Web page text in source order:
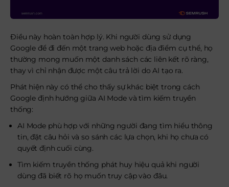
Điều này hoàn toàn hợp lý. Khi người dùng sử dụng
Google để đi đến một trang web hoặc địa điểm cụ thể, họ
thường mong muốn một danh sách các liên kết rõ ràng,
thay vì chỉ nhận được một câu trả lời do AI tạo ra.
Phát hiện này có thể cho thấy sự khác biệt trong cách
Google định hướng giữa AI Mode và tìm kiếm truyền
thống:
AI Mode phù hợp với những người đang tìm hiểu thông
tin, đặt câu hỏi và so sánh các lựa chọn, khi họ chưa có
quyết định cuối cùng.
Tìm kiếm truyền thống phát huy hiệu quả khi người
dùng đã biết rõ họ muốn truy cập vào đâu.